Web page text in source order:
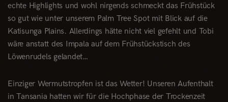
echte Highlights und wohl nirgends schmeckt das Frühstück
so gut wie unter unserem Palm Tree Spot mit Blick auf die
Katisunga Plains. Allerdings hätte nicht viel gefehlt und Tobi
wäre anstatt des Impala auf dem Frühstückstisch des
Löwenrudels gelandet…
Einziger Wermutstropfen ist das Wetter! Unseren Aufenthalt
in Tansania hatten wir für die Hochphase der Trockenzeit